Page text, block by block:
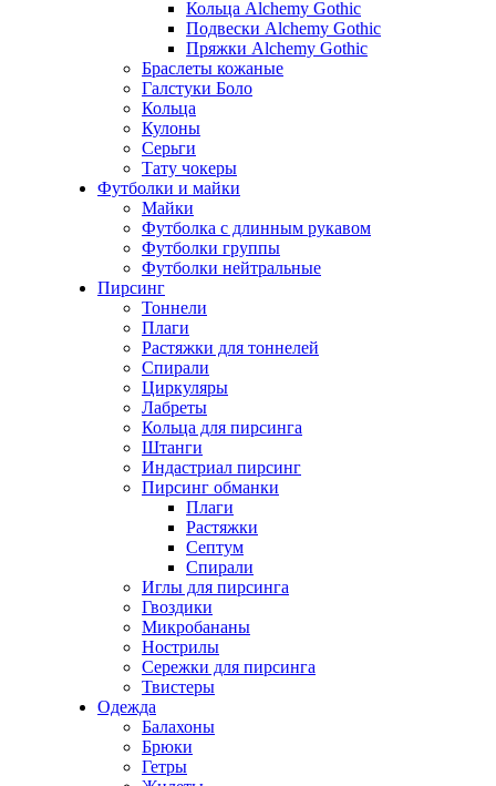
Кольца Alchemy Gothic
Подвески Alchemy Gothic
Пряжки Alchemy Gothic
Браслеты кожаные
Галстуки Боло
Кольца
Кулоны
Серьги
Тату чокеры
Футболки и майки
Майки
Футболка с длинным рукавом
Футболки группы
Футболки нейтральные
Пирсинг
Тоннели
Плаги
Растяжки для тоннелей
Спирали
Циркуляры
Лабреты
Кольца для пирсинга
Штанги
Индастриал пирсинг
Пирсинг обманки
Плаги
Растяжки
Септум
Спирали
Иглы для пирсинга
Гвоздики
Микробананы
Нострилы
Сережки для пирсинга
Твистеры
Одежда
Балахоны
Брюки
Гетры